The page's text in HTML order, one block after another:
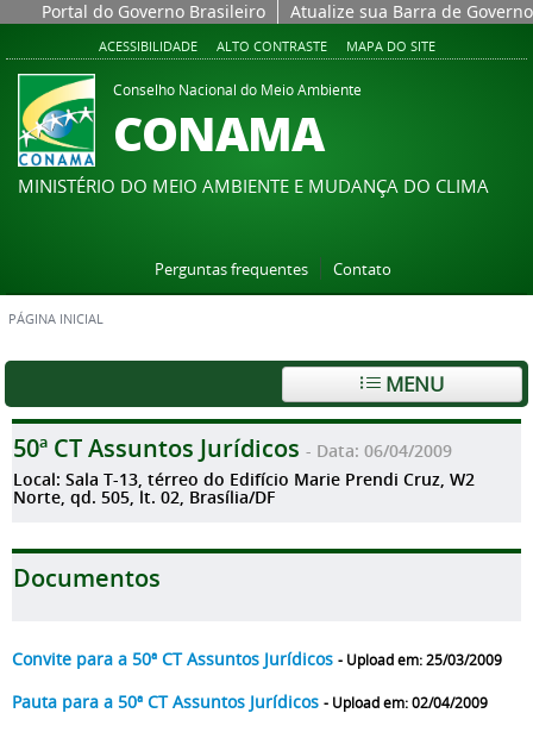
Portal do Governo Brasileiro Atualize sua Barra de Governo
ACESSIBILIDADE ALTO CONTRASTE MAPA DO SITE
Conselho Nacional do Meio Ambiente
CONAMA
MINISTÉRIO DO MEIO AMBIENTE E MUDANÇA DO CLIMA
Perguntas frequentes Contato
PÁGINA INICIAL
MENU
50ª CT Assuntos Jurídicos - Data: 06/04/2009
Local: Sala T-13, térreo do Edifício Marie Prendi Cruz, W2
Norte, qd. 505, lt. 02, Brasília/DF
Documentos
Convite para a 50ª CT Assuntos Jurídicos - Upload em: 25/03/2009
Pauta para a 50ª CT Assuntos Jurídicos - Upload em: 02/04/2009